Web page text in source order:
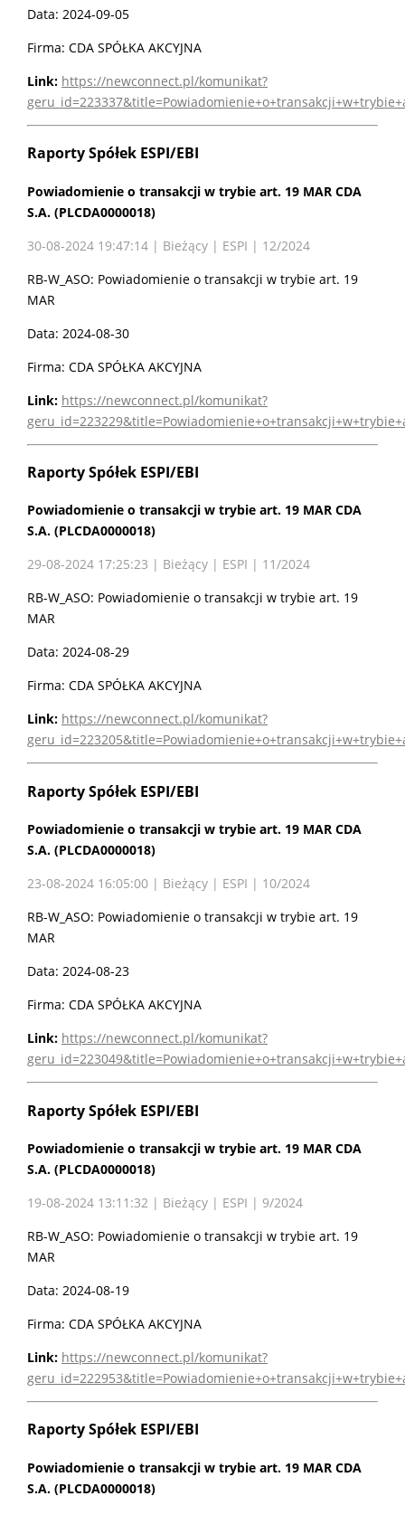
Data: 2024-09-05
Firma: CDA SPÓŁKA AKCYJNA
Link: https://newconnect.pl/komunikat?
Raporty Spółek ESPI/EBI
Powiadomienie o transakcji w trybie art. 19 MAR CDA
S.A. (PLCDA0000018)
30-08-2024 19:47:14 | Bieżący | ESPI | 12/2024
RB-W_ASO: Powiadomienie o transakcji w trybie art. 19
MAR
Data: 2024-08-30
Firma: CDA SPÓŁKA AKCYJNA
Link: https://newconnect.pl/komunikat?
Raporty Spółek ESPI/EBI
Powiadomienie o transakcji w trybie art. 19 MAR CDA
S.A. (PLCDA0000018)
29-08-2024 17:25:23 | Bieżący | ESPI | 11/2024
RB-W_ASO: Powiadomienie o transakcji w trybie art. 19
MAR
Data: 2024-08-29
Firma: CDA SPÓŁKA AKCYJNA
Link: https://newconnect.pl/komunikat?
Raporty Spółek ESPI/EBI
Powiadomienie o transakcji w trybie art. 19 MAR CDA
S.A. (PLCDA0000018)
23-08-2024 16:05:00 | Bieżący | ESPI | 10/2024
RB-W_ASO: Powiadomienie o transakcji w trybie art. 19
MAR
Data: 2024-08-23
Firma: CDA SPÓŁKA AKCYJNA
Link: https://newconnect.pl/komunikat?
Raporty Spółek ESPI/EBI
Powiadomienie o transakcji w trybie art. 19 MAR CDA
S.A. (PLCDA0000018)
19-08-2024 13:11:32 | Bieżący | ESPI | 9/2024
RB-W_ASO: Powiadomienie o transakcji w trybie art. 19
MAR
Data: 2024-08-19
Firma: CDA SPÓŁKA AKCYJNA
Link: https://newconnect.pl/komunikat?
Raporty Spółek ESPI/EBI
Powiadomienie o transakcji w trybie art. 19 MAR CDA
S.A. (PLCDA0000018)